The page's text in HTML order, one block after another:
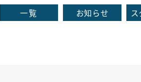
経内科 循環器内
一覧 お知らせ ス